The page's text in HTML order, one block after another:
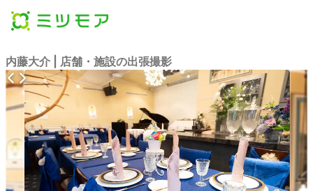
内藤大介 | 店舗・施設の出張撮影